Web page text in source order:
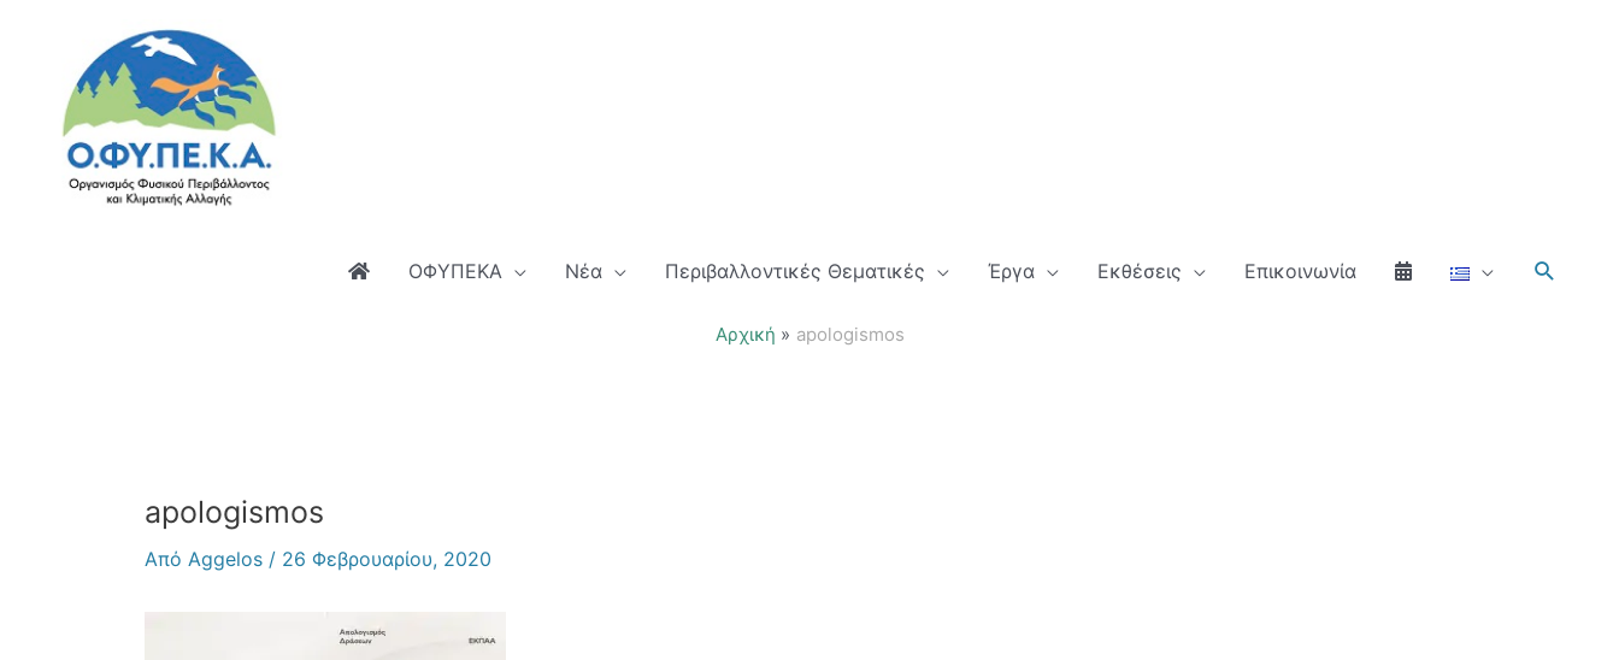
περιεχόμενο
ΟΦΥΠΕΚΑ Νέα Περιβαλλοντικές Θεματικές Έργα Εκθέσεις Επικοινωνία
Αρχική apologismos
apologismos
Από Aggelos / 26 Φεβρουαρίου, 2020